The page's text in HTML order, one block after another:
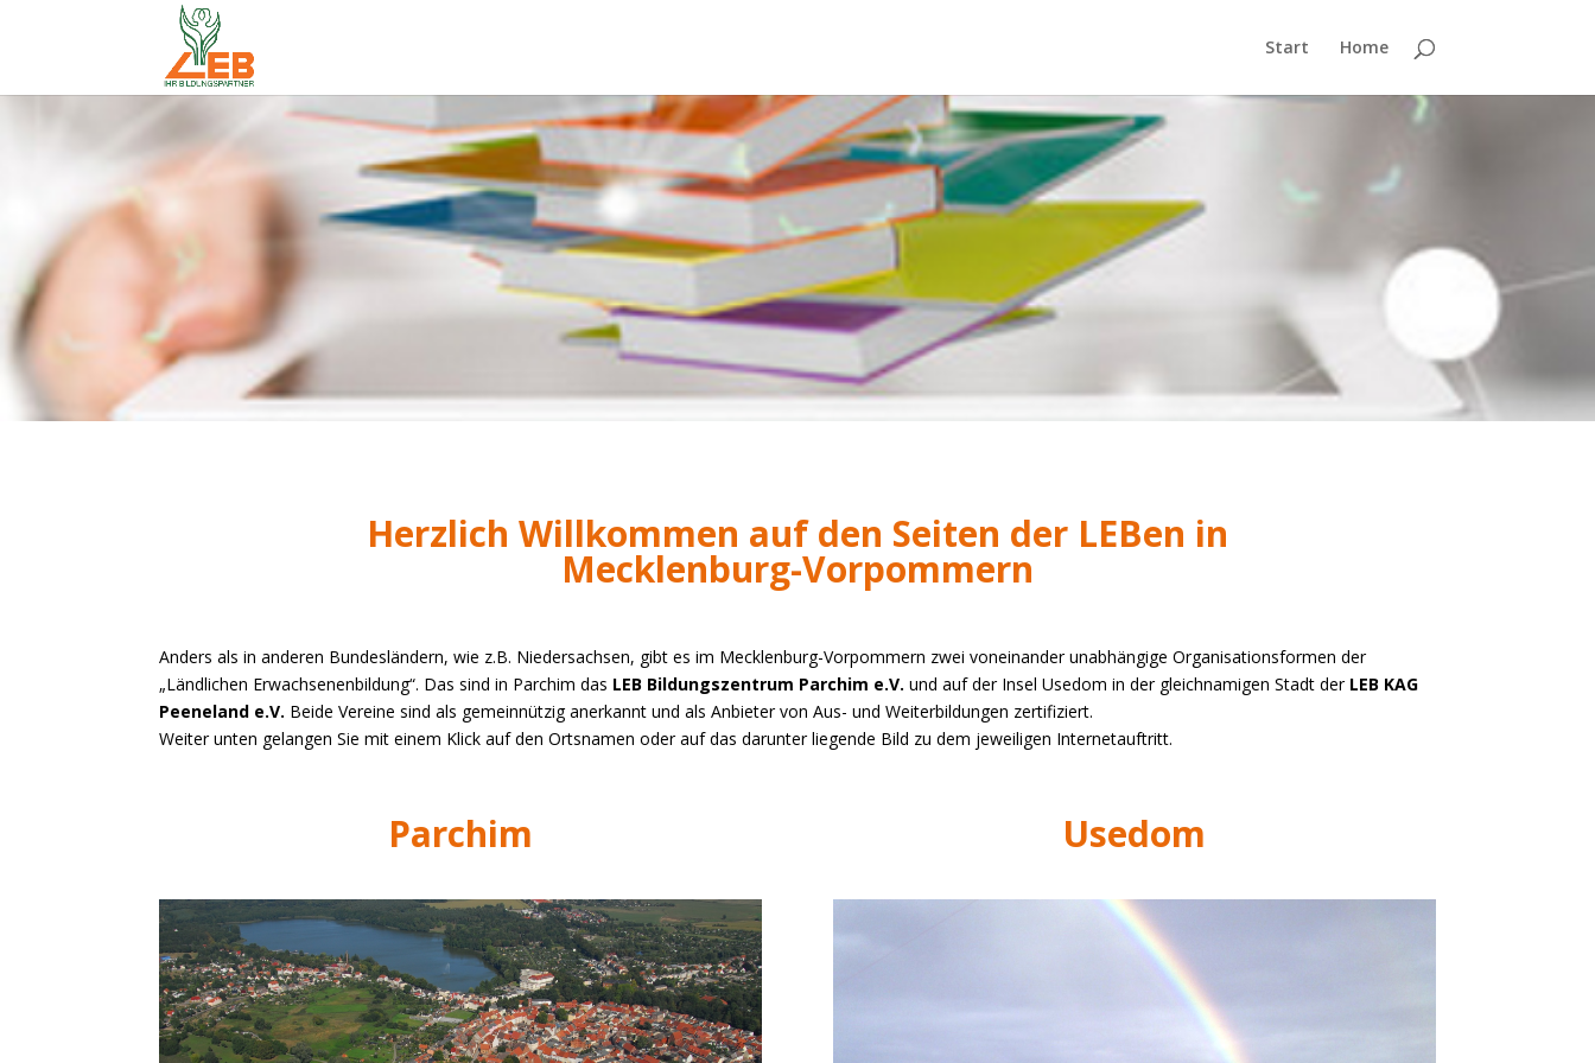
Start Home
Herzlich Willkommen auf den Seiten der LEBen in
Mecklenburg-Vorpommern
Anders als in anderen Bundesländern, wie z.B. Niedersachsen, gibt es im Mecklenburg-Vorpommern zwei voneinander unabhängige Organisationsformen der
„Ländlichen Erwachsenenbildung“. Das sind in Parchim das LEB Bildungszentrum Parchim e.V. und auf der Insel Usedom in der gleichnamigen Stadt der LEB KAG
Peeneland e.V. Beide Vereine sind als gemeinnützig anerkannt und als Anbieter von Aus- und Weiterbildungen zertifiziert.
Weiter unten gelangen Sie mit einem Klick auf den Ortsnamen oder auf das darunter liegende Bild zu dem jeweiligen Internetauftritt.
Parchim Usedom